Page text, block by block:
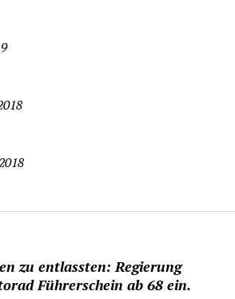
zu entlassten: Regierung
Führerschein ab 68 ein.